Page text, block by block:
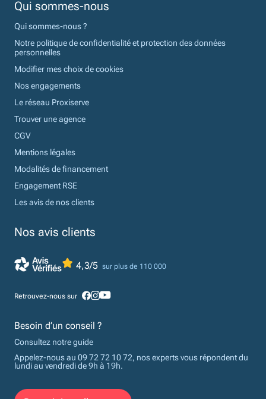
Qui sommes-nous
Qui sommes-nous ?
Notre politique de confidentialité et protection des données
personnelles
Modifier mes choix de cookies
Nos engagements
Le réseau Proxiserve
Trouver une agence
CGV
Mentions légales
Modalités de financement
Engagement RSE
Les avis de nos clients
Nos avis clients
4,3/5 sur plus de 110 000
Retrouvez-nous sur
Besoin d’un conseil ?
Consultez notre guide
Appelez-nous au 09 72 72 10 72, nos experts vous répondent du
lundi au vendredi de 9h à 19h.